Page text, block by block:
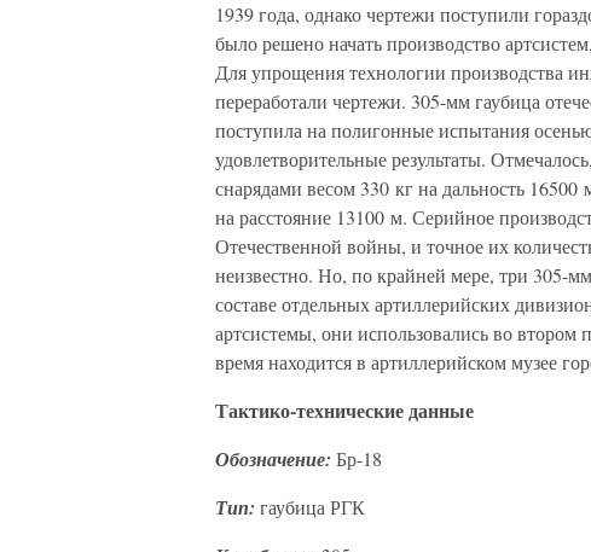
1939 года, однако чертежи поступили
было решено начать производство
Для упрощения технологии производства
переработали чертежи. 305-мм гаубица
поступила на полигонные испытания
удовлетворительные результаты.
снарядами весом 330 кг на дальность
на расстояние 13100 м. Серийное
Отечественной войны, и точное их
неизвестно. Но, по крайней мере, три 305-
составе отдельных артиллерийских
артсистемы, они использовались во
время находится в артиллерийском музее
Тактико-технические данные
Обозначение: Бр-18
Тип: гаубица РГК